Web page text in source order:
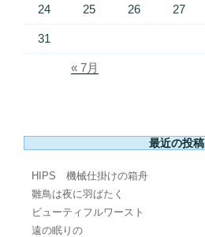
24 25 26 27
31
« 7月
最近の投稿
HIPS 機械仕掛けの箱舟
雛鳥は夜に羽ばたく
ビューティフルワースト
遠の眠りの